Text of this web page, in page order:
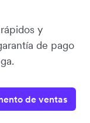
y
de pago
de ventas